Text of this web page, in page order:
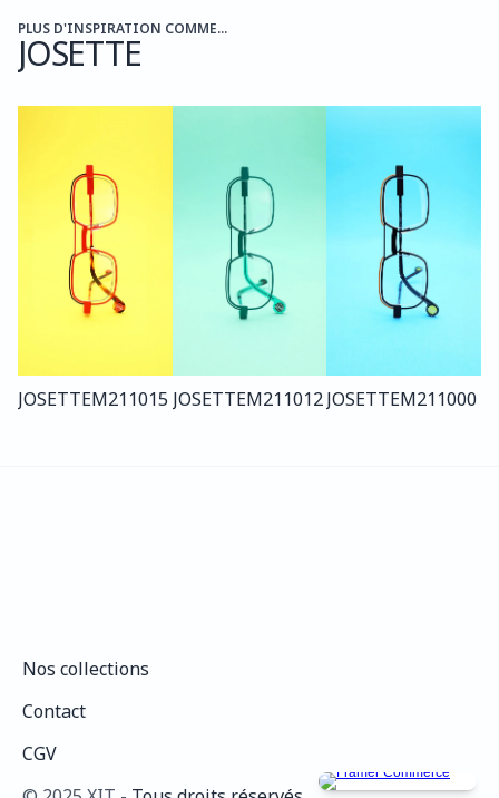
PLUS D'INSPIRATION COMME...
JOSETTE
JOSETTEM211015 JOSETTEM211012JOSETTEM211000
Nos collections
Contact
CGV